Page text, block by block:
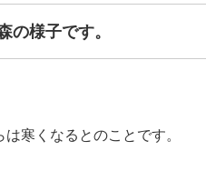
の様子です。
寒くなるとのことです。